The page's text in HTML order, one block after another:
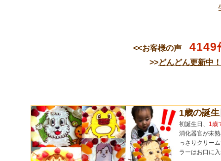
<<お客様の声 4149
>>どんどん更新中
1歳の誕
初誕生日、 1歳
消化器官が未
っさりクリー
ラーはお口に